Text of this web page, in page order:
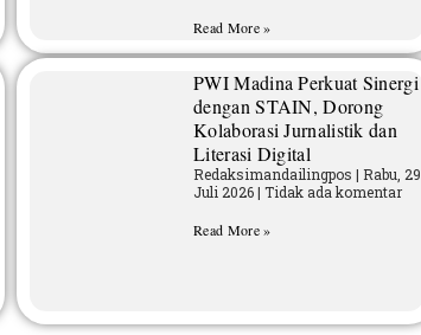
Read More »
PWI Madina Perkuat Sinergi
dengan STAIN, Dorong
Kolaborasi Jurnalistik dan
Literasi Digital
Redaksimandailingpos Rabu, 29
Juli 2026 Tidak ada komentar
Read More »